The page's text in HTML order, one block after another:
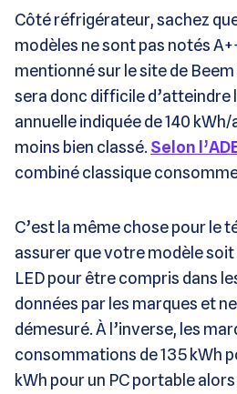
Côté réfrigérateur, sachez
modèles ne sont pas notés
mentionné sur le site de Beem
sera donc difficile
annuelle indiquée de 140 kWh/
moins bien classé. Selon
combiné classique
C’est la même chose pour le
assurer que votre modèle
LED pour être compris dans
données par les marques et
démesuré. À l’inverse, les
consommations de 135 kWh
kWh pour un PC portable